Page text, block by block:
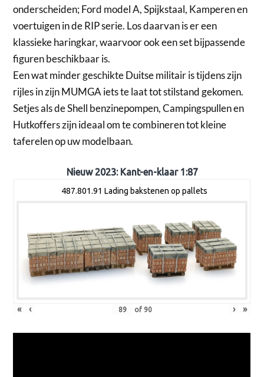
onderscheiden; Ford model A, Spijkstaal, Kamperen en
voertuigen in de RIP serie. Los daarvan is er een
klassieke haringkar, waarvoor ook een set bijpassende
figuren beschikbaar is.
Een wat minder geschikte Duitse militair is tijdens zijn
rijles in zijn MUMGA iets te laat tot stilstand gekomen.
Setjes als de Shell benzinepompen, Campingspullen en
Hutkoffers zijn ideaal om te combineren tot kleine
taferelen op uw modelbaan.
Nieuw 2023: Kant-en-klaar 1:87
487.801.91 Lading bakstenen op pallets
« ‹ of 90 › »